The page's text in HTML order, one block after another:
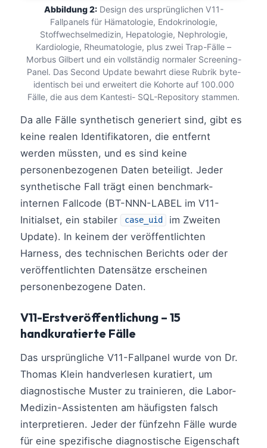
Abbildung 2:Design des ursprünglichen V11-
Fallpanels für Hämatologie, Endokrinologie,
Stoffwechselmedizin, Hepatologie, Nephrologie,
Kardiologie, Rheumatologie, plus zwei Trap-Fälle –
Morbus Gilbert und ein vollständig normaler Screening-
Panel. Das Second Update bewahrt diese Rubrik byte-
identisch bei und erweitert die Kohorte auf 100.000
Fälle, die aus dem Kantesti- SQL-Repository stammen.
Da alle Fälle synthetisch generiert sind, gibt es
keine realen Identifikatoren, die entfernt
werden müssten, und es sind keine
personenbezogenen Daten beteiligt. Jeder
synthetische Fall trägt einen benchmark-
internen Fallcode (BT-NNN-LABEL im V11-
Initialset, ein stabiler
case_uid
im Zweiten
Update). In keinem der veröffentlichten
Harness, des technischen Berichts oder der
veröffentlichten Datensätze erscheinen
personenbezogene Daten.
V11-Erstveröffentlichung – 15
handkuratierte Fälle
Das ursprüngliche V11-Fallpanel wurde von Dr.
Thomas Klein handverlesen kuratiert, um
diagnostische Muster zu trainieren, die Labor-
Medizin-Assistenten am häufigsten falsch
interpretieren. Jeder der fünfzehn Fälle wurde
für eine spezifische diagnostische Eigenschaft
ئۇيغۇرچە
Кыргызча
Беларуская мова
Esperanto
Frysk
Ślōnskŏ gŏdka